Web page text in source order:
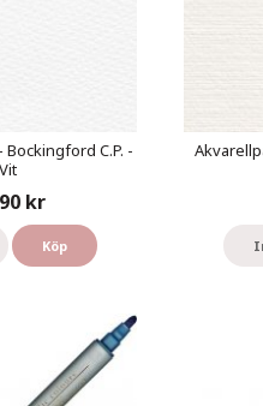
C.P. -
Vit
kr
Köp